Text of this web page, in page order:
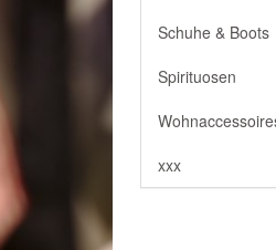
Schuhe & Boots
Spirituosen
xxx